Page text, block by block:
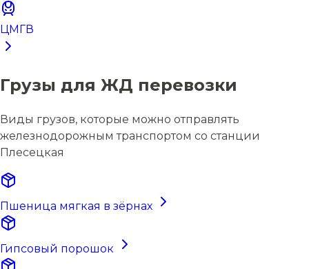
ЦМГВ
Грузы для ЖД перевозки
Виды грузов, которые можно отправлять
железнодорожным транспортом со станции
Плесецкая
Пшеница мягкая в зёрнах
Гипсовый порошок